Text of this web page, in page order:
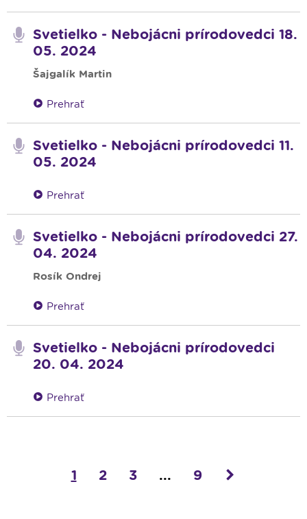
Svetielko - Nebojácni prírodovedci 18.
05. 2024
Šajgalík Martin
Prehrať
Svetielko - Nebojácni prírodovedci 11.
05. 2024
Prehrať
Svetielko - Nebojácni prírodovedci 27.
04. 2024
Rosík Ondrej
Prehrať
Svetielko - Nebojácni prírodovedci
20. 04. 2024
Prehrať
1 2 3 ... 9